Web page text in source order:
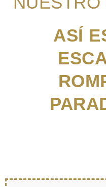
ASÍ